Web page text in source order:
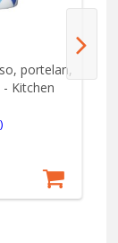
portelan,
Kitchen